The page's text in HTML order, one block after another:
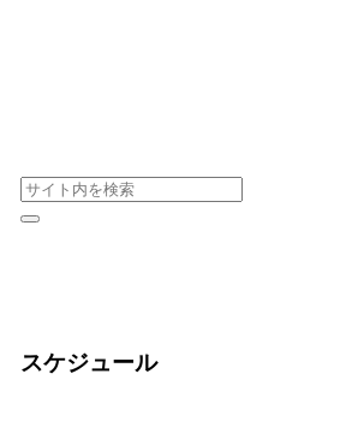
スケジュール